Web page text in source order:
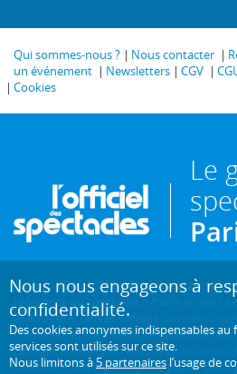
Qui sommes-nous ? Nous contacter
un événement
Newsletters CGV
Cookies
Le
Créé en 1946, L'Officiel des spectacles est
référence du spectacle à Paris
et dans
expositions, sorties cinéma, concerts,
trouverez sur ce site toute l'actualité des
capitale, et bien plus encore ! Pour ceux
environs, c'est aussi le guide papier
Nous nous engageons à
confidentialité.
Des cookies anonymes indispensables
services sont utilisés sur ce site.
Nous limitons à5 partenaires l’usage de